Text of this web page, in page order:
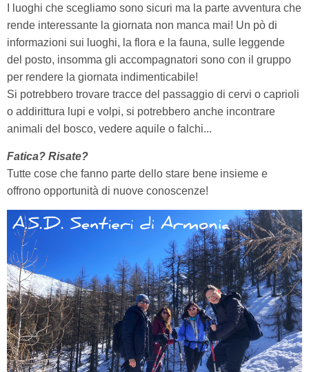
I luoghi che scegliamo sono sicuri ma la parte avventura che
rende interessante la giornata non manca mai! Un pò di
informazioni sui luoghi, la flora e la fauna, sulle leggende
del posto, insomma gli accompagnatori sono con il gruppo
per rendere la giornata indimenticabile!
Si potrebbero trovare tracce del passaggio di cervi o caprioli
o addirittura lupi e volpi, si potrebbero anche incontrare
animali del bosco, vedere aquile o falchi...
Fatica? Risate?
Tutte cose che fanno parte dello stare bene insieme e
offrono opportunità di nuove conoscenze!